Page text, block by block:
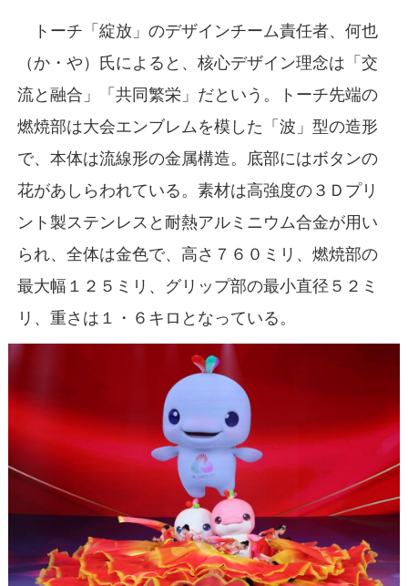
トーチ「綻放」のデザインチーム責任者、何也
（か・や）氏によると、核心デザイン理念は「交
流と融合」「共同繁栄」だという。トーチ先端の
燃焼部は大会エンブレムを模した「波」型の造形
で、本体は流線形の金属構造。底部にはボタンの
花があしらわれている。素材は高強度の３Ｄプリ
ント製ステンレスと耐熱アルミニウム合金が用い
られ、全体は金色で、高さ７６０ミリ、燃焼部の
最大幅１２５ミリ、グリップ部の最小直径５２ミ
リ、重さは１・６キロとなっている。